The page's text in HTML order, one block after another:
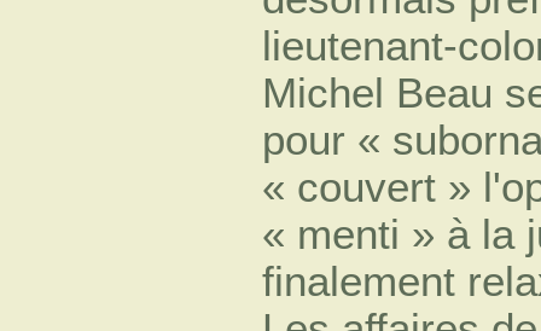
lieutenant-
Michel Beau
pour «
« couvert »
« menti » à la
finalement